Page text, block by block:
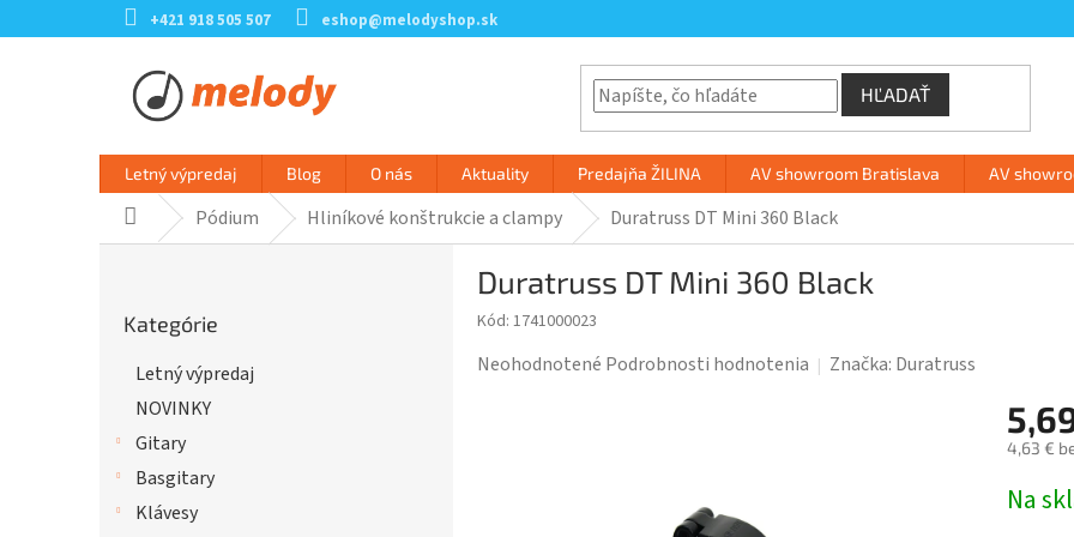
na
+421 918 505 507 eshop@melodyshop.sk
HĽADAŤ
Letný výpredaj Blog O nás Aktuality Predajňa ŽILINA AV showroom Bratislava AV
DomovPódium Hliníkové konštrukcie a clampy Duratruss DT Mini 360 Black
kategórie
Kategórie
Letný výpredaj
NOVINKY
Gitary
Basgitary
Klávesy
Duratruss DT Mini 360 Black
Kód: 1741000023
Priemerné
Neohodnotené Podrobnosti hodnotenia Značka: Duratruss
4,63 €
cena:
Na